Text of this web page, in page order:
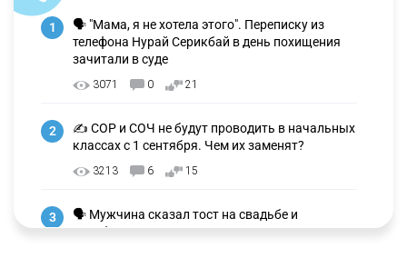
1
🗣 "Мама, я не хотела этого". Переписку из
телефона Нурай Серикбай в день похищения
зачитали в суде
3071 0 21
2
✍️ СОР и СОЧ не будут проводить в начальных
классах с 1 сентября. Чем их заменят?
3213 6 15
3
🗣 Мужчина сказал тост на свадьбе и
заработал уголовное дело